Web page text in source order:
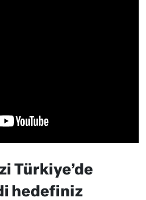
Türkiye’de
hedefiniz